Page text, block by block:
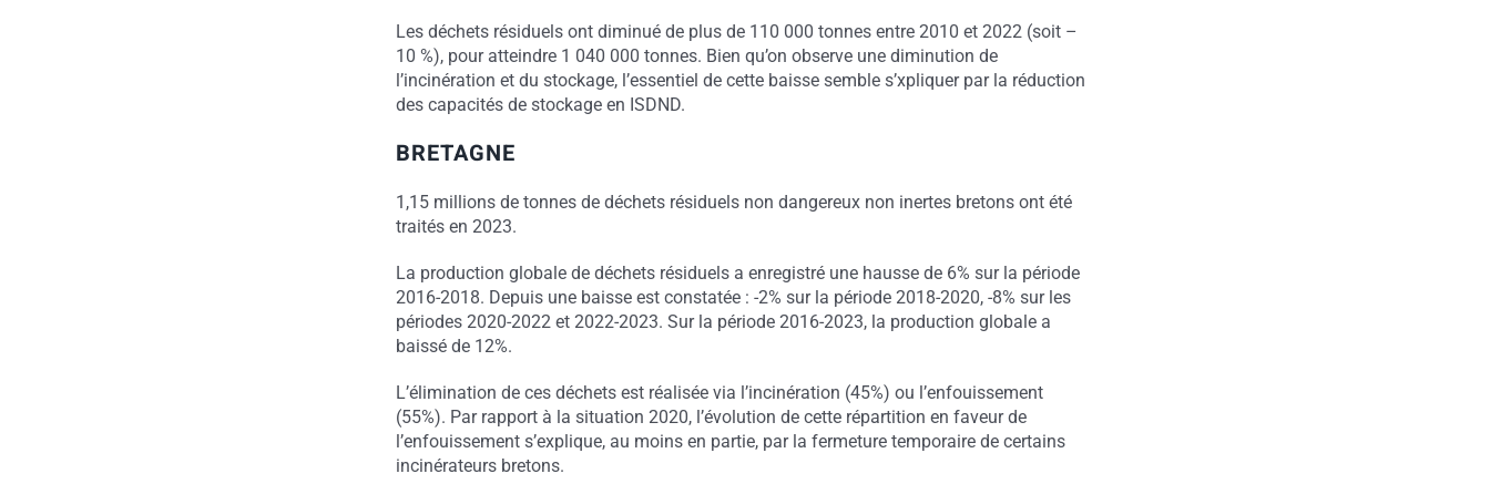
Les déchets résiduels ont diminué de plus de 110 000 tonnes entre 2010 et 2022 (soit –
10 %), pour atteindre 1 040 000 tonnes. Bien qu’on observe une diminution de
l’incinération et du stockage, l’essentiel de cette baisse semble s’xpliquer par la réduction
des capacités de stockage en ISDND.
BRETAGNE
1,15 millions de tonnes de déchets résiduels non dangereux non inertes bretons ont été
traités en 2023.
La production globale de déchets résiduels a enregistré une hausse de 6% sur la période
2016-2018. Depuis une baisse est constatée : -2% sur la période 2018-2020, -8% sur les
périodes 2020-2022 et 2022-2023. Sur la période 2016-2023, la production globale a
baissé de 12%.
L’élimination de ces déchets est réalisée via l’incinération (45%) ou l’enfouissement
(55%). Par rapport à la situation 2020, l’évolution de cette répartition en faveur de
l’enfouissement s’explique, au moins en partie, par la fermeture temporaire de certains
incinérateurs bretons.